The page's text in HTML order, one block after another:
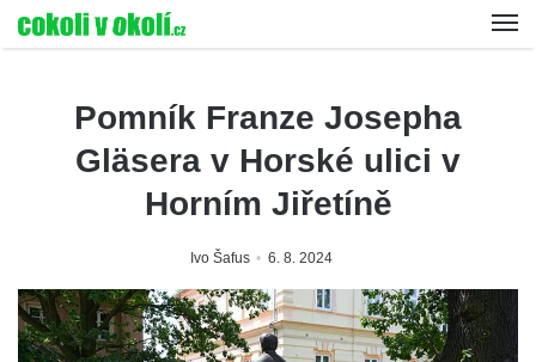
Pomník Franze Josepha
Gläsera v Horské ulici v
Horním Jiřetíně
Ivo Šafus 6. 8. 2024